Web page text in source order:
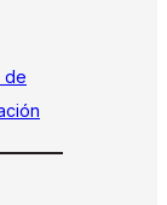
de